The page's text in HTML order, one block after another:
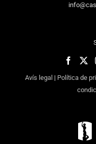
Avís legal | Política de